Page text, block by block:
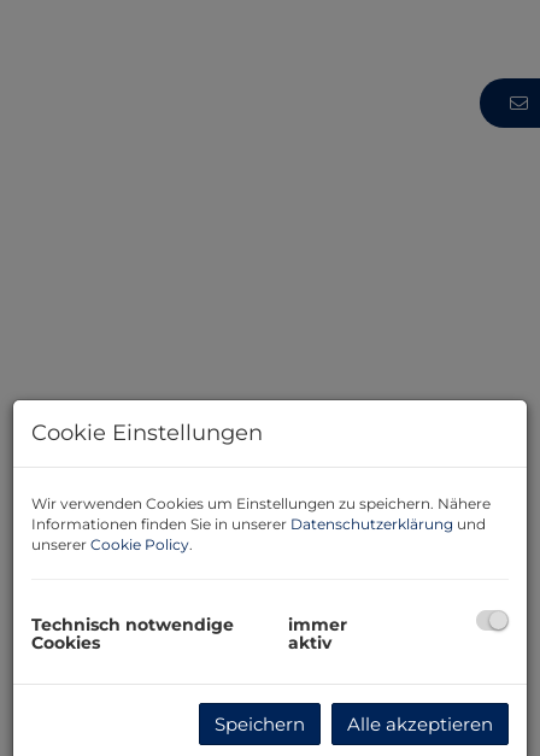
Beschreibung
Garten sucht seinen neuen Eigentümer!
Cookie Einstellungen
Wir verwenden Cookies um Einstellungen zu speichern. Nähere
Informationen finden Sie in unserer Datenschutzerklärung und
unserer Cookie Policy.
Technisch notwendige
Cookies
immer
aktiv
Speichern Alle akzeptieren